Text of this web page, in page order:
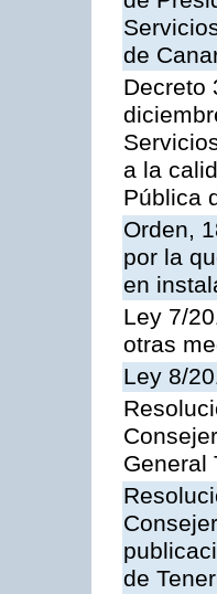
de
Decreto
a la
Pública
Orden,
por la
en
Ley 7/
otras
Ley 8/
General
de